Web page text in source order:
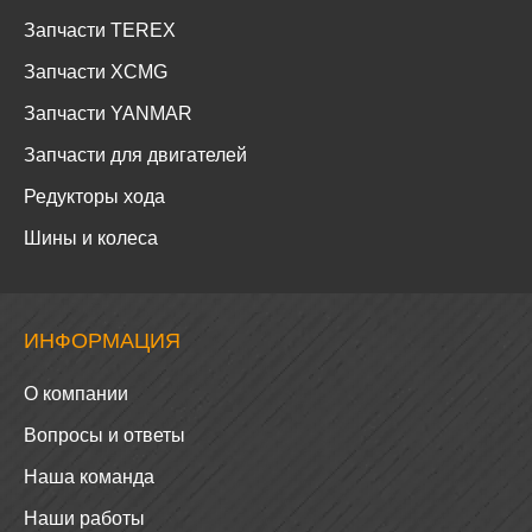
Запчасти TEREX
Запчасти XCMG
Запчасти YANMAR
Запчасти для двигателей
Редукторы хода
Шины и колеса
ИНФОРМАЦИЯ
О компании
Вопросы и ответы
Наша команда
Наши работы